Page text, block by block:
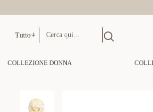
Tutto
COLLEZIONE DONNA